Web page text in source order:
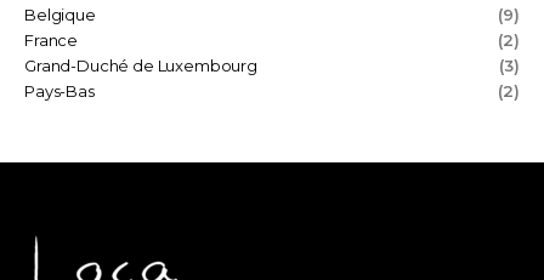
Belgique
(9)
France
(2)
Grand-Duché de Luxembourg
(3)
Pays-Bas
(2)